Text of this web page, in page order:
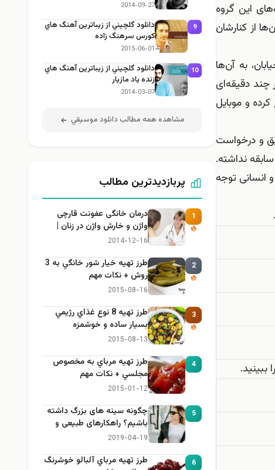
این گروه
از کنارشان
به آن‌ها
چند دقیقه‌ای
و موبایل
و درخواست
نداشته.
انسانی توجه
2014-09-27
9
دانلود گلچيني از زيباترين آهنگ هاي
كورس سرهنگ زاده
2015-06-01
10
دانلود گلچيني از زيباترين آهنگ هاي
زنده ياد مازيار
2014-03-07
مشاهده همه مطالب دانلود موسيقي
پربازدیدترین مطالب
1
درمان خانگی عفونت قارچی
واژن و خارش واژن در زنان |
راهنمای کامل، ایمن و کاربردی
2014-12-16
2
طرز تهيه خیار شور خانگي به 3
روش + نكات مهم
2015-08-16
3
طرز تهيه 8 نوع غذاي رژيمي
بسيار ساده و خوشمزه
2015-08-13
4
طرز تهيه مرباي به مخصوص
مجلسي + نكات مهم
2015-01-12
5
چگونه سینه های بزرگ داشته
باشیم؟ راهکارهای طبیعی و
خانگی برای بزرگ کردن سینه
2019-04-19
6
طرز تهيه مرباي آلبالو خوشرنگ